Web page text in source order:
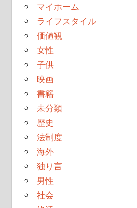
マイホーム
ライフスタイル
価値観
女性
子供
映画
書籍
未分類
歴史
法制度
海外
独り言
男性
社会